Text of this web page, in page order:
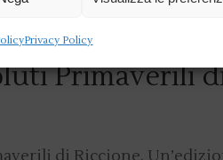
Privacy Policy
Primaverili